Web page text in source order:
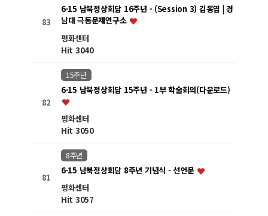
83
6·15 남북정상회담 16주년 - (Session 3) 김동엽 | 경
남대 극동문제연구소
평화센터
Hit 3040
82
15주년
6·15 남북정상회담 15주년 - 1부 학술회의(다운로드)
평화센터
Hit 3050
81
8주년
6·15 남북정상회담 8주년 기념식 - 선언문
평화센터
Hit 3057